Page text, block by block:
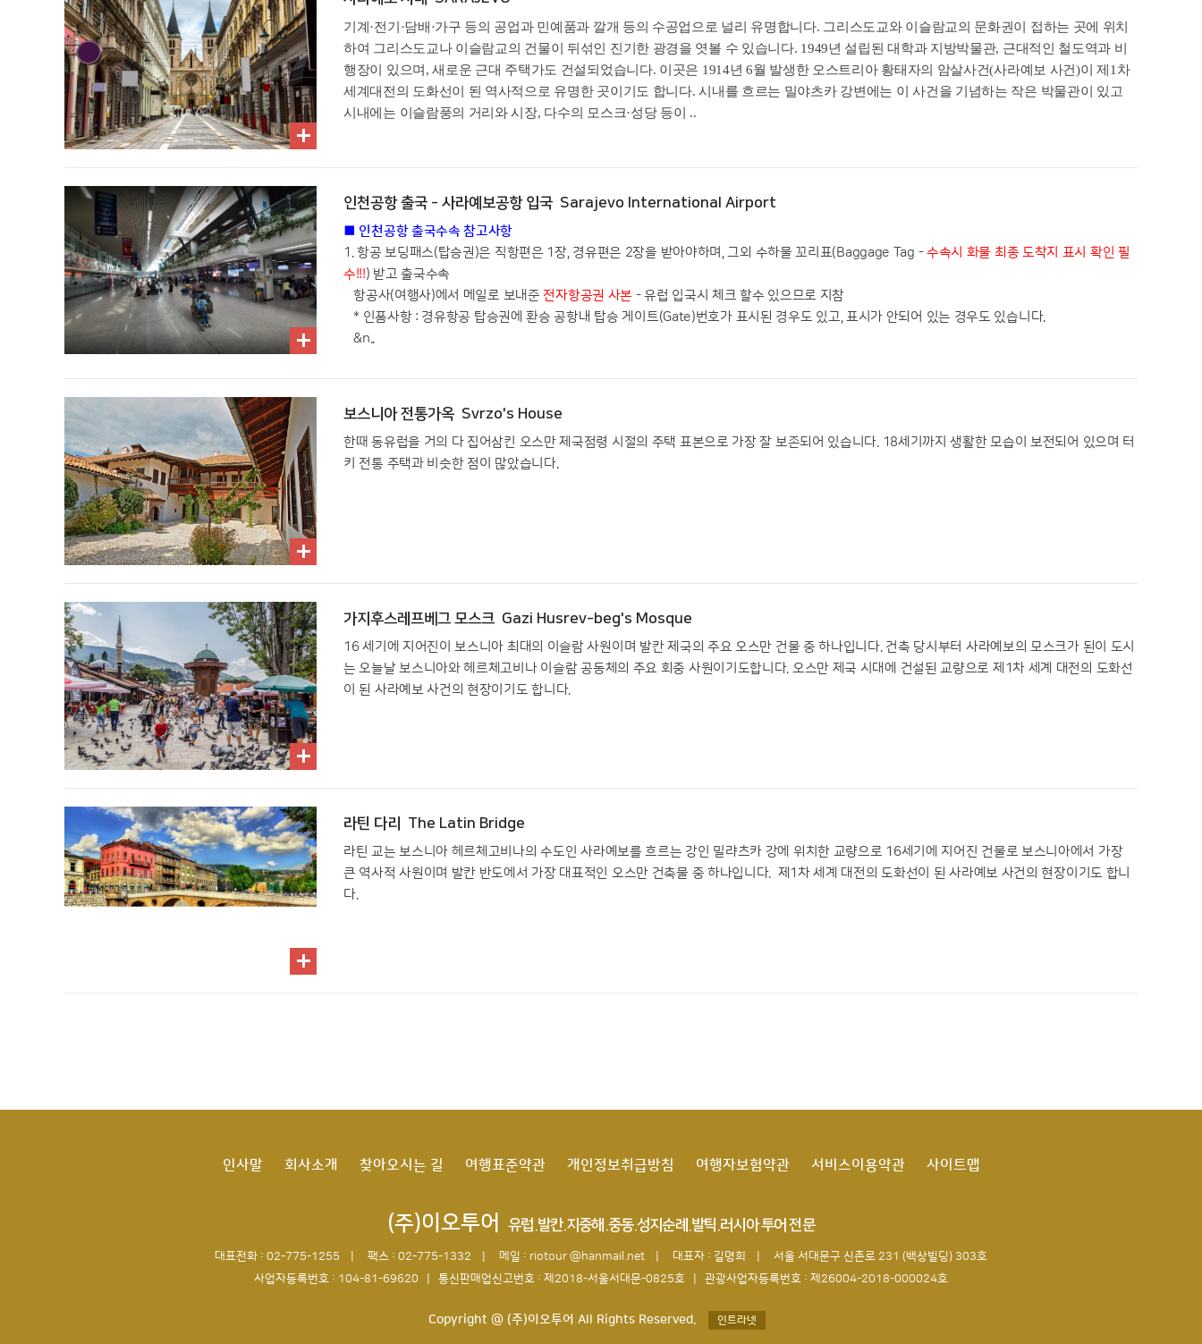
기계·전기·담배·가구 등의 공업과 민예품과 깔개 등의 수공업으로 널리 유명합니다. 그리스도교와 이슬람교의 문화권이 접하는 곳에 위치
하여 그리스도교나 이슬람교의 건물이 뒤섞인 진기한 광경을 엿볼 수 있습니다. 1949년 설립된 대학과 지방박물관, 근대적인 철도역과 비
행장이 있으며, 새로운 근대 주택가도 건설되었습니다. 이곳은 1914년 6월 발생한 오스트리아 황태자의 암살사건(사라예보 사건)이 제1차
세계대전의 도화선이 된 역사적으로 유명한 곳이기도 합니다. 시내를 흐르는 밀야츠카 강변에는 이 사건을 기념하는 작은 박물관이 있고
시내에는 이슬람풍의 거리와 시장, 다수의 모스크·성당 등이 ..
인천공항 출국 - 사라예보공항 입국 Sarajevo International Airport
■ 인천공항 출국수속 참고사항
1. 항공 보딩패스(탑승권)은 직항편은 1장, 경유편은 2장을 받아야하며, 그외 수하물 꼬리표(Baggage Tag -수속시 화물 최종 도착지 표시 확인 필
수!!!) 받고 출국수속
항공사(여행사)에서 메일로 보내준 전자항공권 사본 - 유럽 입국시 체크 할수 있으므로 지참
* 인폼사항 : 경유항공 탑승권에 환승 공항내 탑승 게이트(Gate)번호가 표시된 경우도 있고, 표시가 안되어 있는 경우도 있습니다.
&n..
보스니아 전통가옥 Svrzo's House
한때 동유럽을 거의 다 집어삼킨 오스만 제국점령 시절의 주택 표본으로 가장 잘 보존되어 있습니다. 18세기까지 생활한 모습이 보전되어 있으며 터
키 전통 주택과 비슷한 점이 많았습니다.
가지후스레프베그 모스크 Gazi Husrev-beg's Mosque
16 세기에 지어진이 보스니아 최대의 이슬람 사원이며 발칸 제국의 주요 오스만 건물 중 하나입니다. 건축 당시부터 사라예보의 모스크가 된이 도시
는 오늘날 보스니아와 헤르체고비나 이슬람 공동체의 주요 회중 사원이기도합니다. 오스만 제국 시대에 건설된 교량으로 제1차 세계 대전의 도화선
이 된 사라예보 사건의 현장이기도 합니다.
라틴 다리 The Latin Bridge
라틴 교는 보스니아 헤르체고비나의 수도인 사라예보를 흐르는 강인 밀랴츠카 강에 위치한 교량으로 16세기에 지어진 건물로 보스니아에서 가장
큰 역사적 사원이며 발칸 반도에서 가장 대표적인 오스만 건축물 중 하나입니다. 제1차 세계 대전의 도화선이 된 사라예보 사건의 현장이기도 합니
다.
인사말 회사소개 찾아오시는 길 여행표준약관 개인정보취급방침 여행자보험약관 서비스이용약관 사이트맵
(주)이오투어 유럽.발칸.지중해.중동.성지순례.발틱.러시아 투어 전문
대표전화 : 02-775-1255 | 팩스 : 02-775-1332 | 메일 : riotour @hanmail.net | 대표자 : 길명희 |
서울 서대문구 신촌로 231 (백상빌딩) 303호
사업자등록번호 : 104-81-69620 | 통신판매업신고번호 : 제2018-서울서대문-0825호 | 관광사업자등록번호 : 제26004-2018-000024호
Copyright @ (주)이오투어 All Rights Reserved. 인트라넷